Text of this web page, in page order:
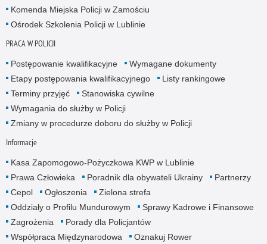
Komenda Miejska Policji w Zamościu
Ośrodek Szkolenia Policji w Lublinie
PRACA W POLICJI
Postępowanie kwalifikacyjne
Wymagane dokumenty
Etapy postępowania kwalifikacyjnego
Listy rankingowe
Terminy przyjęć
Stanowiska cywilne
Wymagania do służby w Policji
Zmiany w procedurze doboru do służby w Policji
Informacje
Kasa Zapomogowo-Pożyczkowa KWP w Lublinie
Prawa Człowieka
Poradnik dla obywateli Ukrainy
Partnerzy
Cepol
Ogłoszenia
Zielona strefa
Oddziały o Profilu Mundurowym
Sprawy Kadrowe i Finansowe
Zagrożenia
Porady dla Policjantów
Współpraca Międzynarodowa
Oznakuj Rower